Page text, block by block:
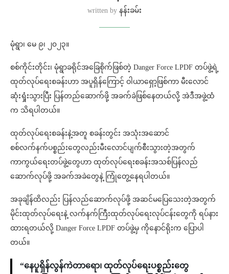
written by နန်းခမ်း
မုံရွာ၊ မေ ၉၊ ၂၀၂၃။
စစ်ကိုင်းတိုင်း၊ မုံရွာခရိုင်အခြေစိုက်ဖြစ်တဲ့ Danger Force LPDF တပ်ဖွဲ့ရဲ့
ထုတ်လုပ်ရေးစခန်းဟာ အပူရှိန်ကြောင့် ဝါယာရှော့ဖြစ်ကာ မီးလောင်
ဆုံးရှုံးသွားပြီး ပြန်တည်ဆောက်ဖို့ အခက်ခဲဖြစ်နေတယ်လို့ အဲဒီအဖွဲ့ထံ
က သိရပါတယ်။
ထုတ်လုပ်ရေးစခန်းနဲ့အတူ စခန်းတွင်း အသုံးအဆောင်
စစ်လက်နက်ပစ္စည်းတွေလည်းမီးလောင်ပျက်စီးသွားတဲ့အတွက်
ကာကွယ်ရေးတပ်ဖွဲ့တွေဟာ ထုတ်လုပ်ရေးစခန်းအသစ်ပြန်လည်
ဆောက်လုပ်ဖို့ အခက်အခဲတွေနဲ့ ကြုံတွေ့နေရပါတယ်။
အခုချိန်ထိလည်း ပြန်လည်ဆောက်လုပ်ဖို့ အဆင်မပြေသေးတဲ့အတွက်
မိုင်းထုတ်လုပ်ရေးနဲ့ လက်နက်ကြီးထုတ်လုပ်ရေးလုပ်ငန်းတွေကို ရပ်နား
ထားရတယ်လို့ Danger Force LPDF တပ်ဖွဲ့မှ ကိုနောင်ရိုးက ပြောပါ
တယ်။
“နေပူရှိန်လွန်ကဲတာရော၊ ထုတ်လုပ်ရေးပစ္စည်းတွေ